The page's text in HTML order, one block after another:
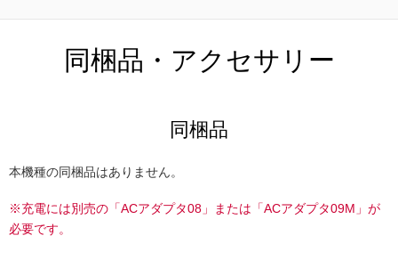
同梱品・アクセサリー
同梱品
本機種の同梱品はありません。
※充電には別売の「ACアダプタ08」または「ACアダプタ09M」が
必要です。